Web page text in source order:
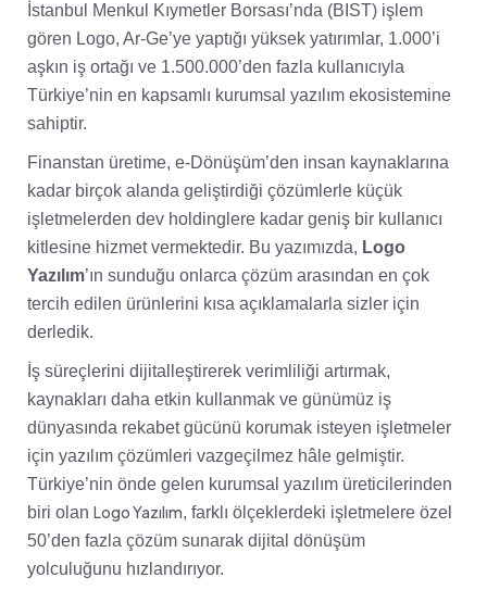
İstanbul Menkul Kıymetler Borsası’nda (BIST) işlem
gören Logo, Ar-Ge’ye yaptığı yüksek yatırımlar, 1.000’i
aşkın iş ortağı ve 1.500.000’den fazla kullanıcıyla
Türkiye’nin en kapsamlı kurumsal yazılım ekosistemine
sahiptir.
Finanstan üretime, e-Dönüşüm’den insan kaynaklarına
kadar birçok alanda geliştirdiği çözümlerle küçük
işletmelerden dev holdinglere kadar geniş bir kullanıcı
kitlesine hizmet vermektedir. Bu yazımızda, Logo
Yazılım’ın sunduğu onlarca çözüm arasından en çok
tercih edilen ürünlerini kısa açıklamalarla sizler için
derledik.
İş süreçlerini dijitalleştirerek verimliliği artırmak,
kaynakları daha etkin kullanmak ve günümüz iş
dünyasında rekabet gücünü korumak isteyen işletmeler
için yazılım çözümleri vazgeçilmez hâle gelmiştir.
Türkiye’nin önde gelen kurumsal yazılım üreticilerinden
biri olan Logo Yazılım, farklı ölçeklerdeki işletmelere özel
50’den fazla çözüm sunarak dijital dönüşüm
yolculuğunu hızlandırıyor.